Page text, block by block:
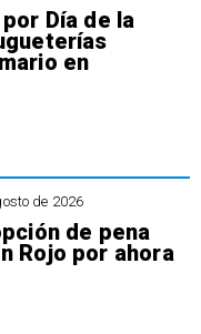
Día de la
en
de 2026
de pena
Rojo por ahora